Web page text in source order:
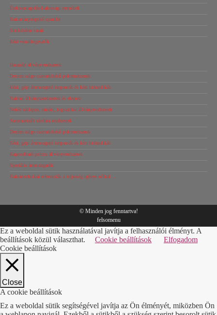
Ételcsomagolás-Lakossági termékek
Rakományrögzítő spanifer
Simítózáras tasak
Kézi vonalhegesztők
Használt állványrendszerek
Dexion salgo csavarkötésű polcrendszerek
Kézi, gépi árumozgató targoncák és kézi hidraulikák
Raktári állványszerkezetek és elemek
Nehéz raklapos, raktári, logisztikai állványrendszerek
Automatizált tárolási rendszerek
Dexion salgo csavarkötésű polcrendszerek
Kézi, gépi árumozgató targoncák és kézi hidraulikák
Kapcsolható polcos állványrendszerek
Speciális árumozgatók
Raktártechnikai referenciák a teljesség igénye nélkül…
© Minden jog fenntartva!
felsomenu
Ez a weboldal sütik használatával javítja a felhasználói élményt. A
beállítások közül választhat.
Cookie beállítások
Elfogadom
Cookie beállítások
Close
A cookie beállítások
Ez a weboldal sütik segítségével javítja az Ön élményét, miközben Ön